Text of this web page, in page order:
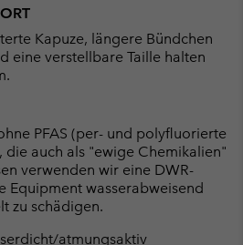
Kapuze, längere Bündchen
eine verstellbare Taille halten
PFAS (per- und polyfluorierte
die auch als "ewige Chemikalien"
verwenden wir eine DWR-
Equipment wasserabweisend
zu schädigen.
atmungsaktiv